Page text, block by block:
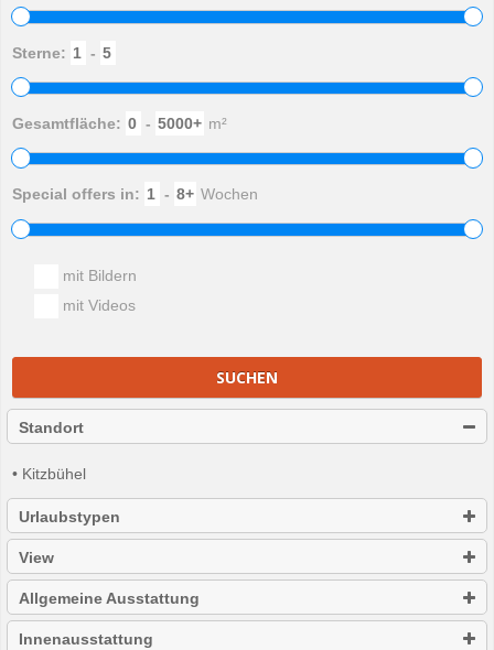
Sterne: -
Gesamtfläche: - m²
Special offers in: - Wochen
mit Bildern
mit Videos
SUCHEN
Standort
• Kitzbühel
Urlaubstypen
View
Allgemeine Ausstattung
Innenausstattung